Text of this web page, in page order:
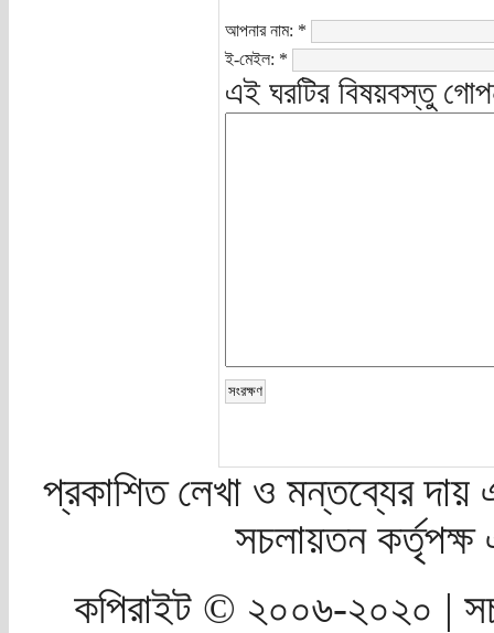
আপনার নাম: *
ই-মেইল: *
এই ঘরটির বিষয়বস্তু
প্রকাশিত লেখা ও মন্তব্যের দায়
সচলায়তন
কপিরাইট © ২০০৬-২০২০ |